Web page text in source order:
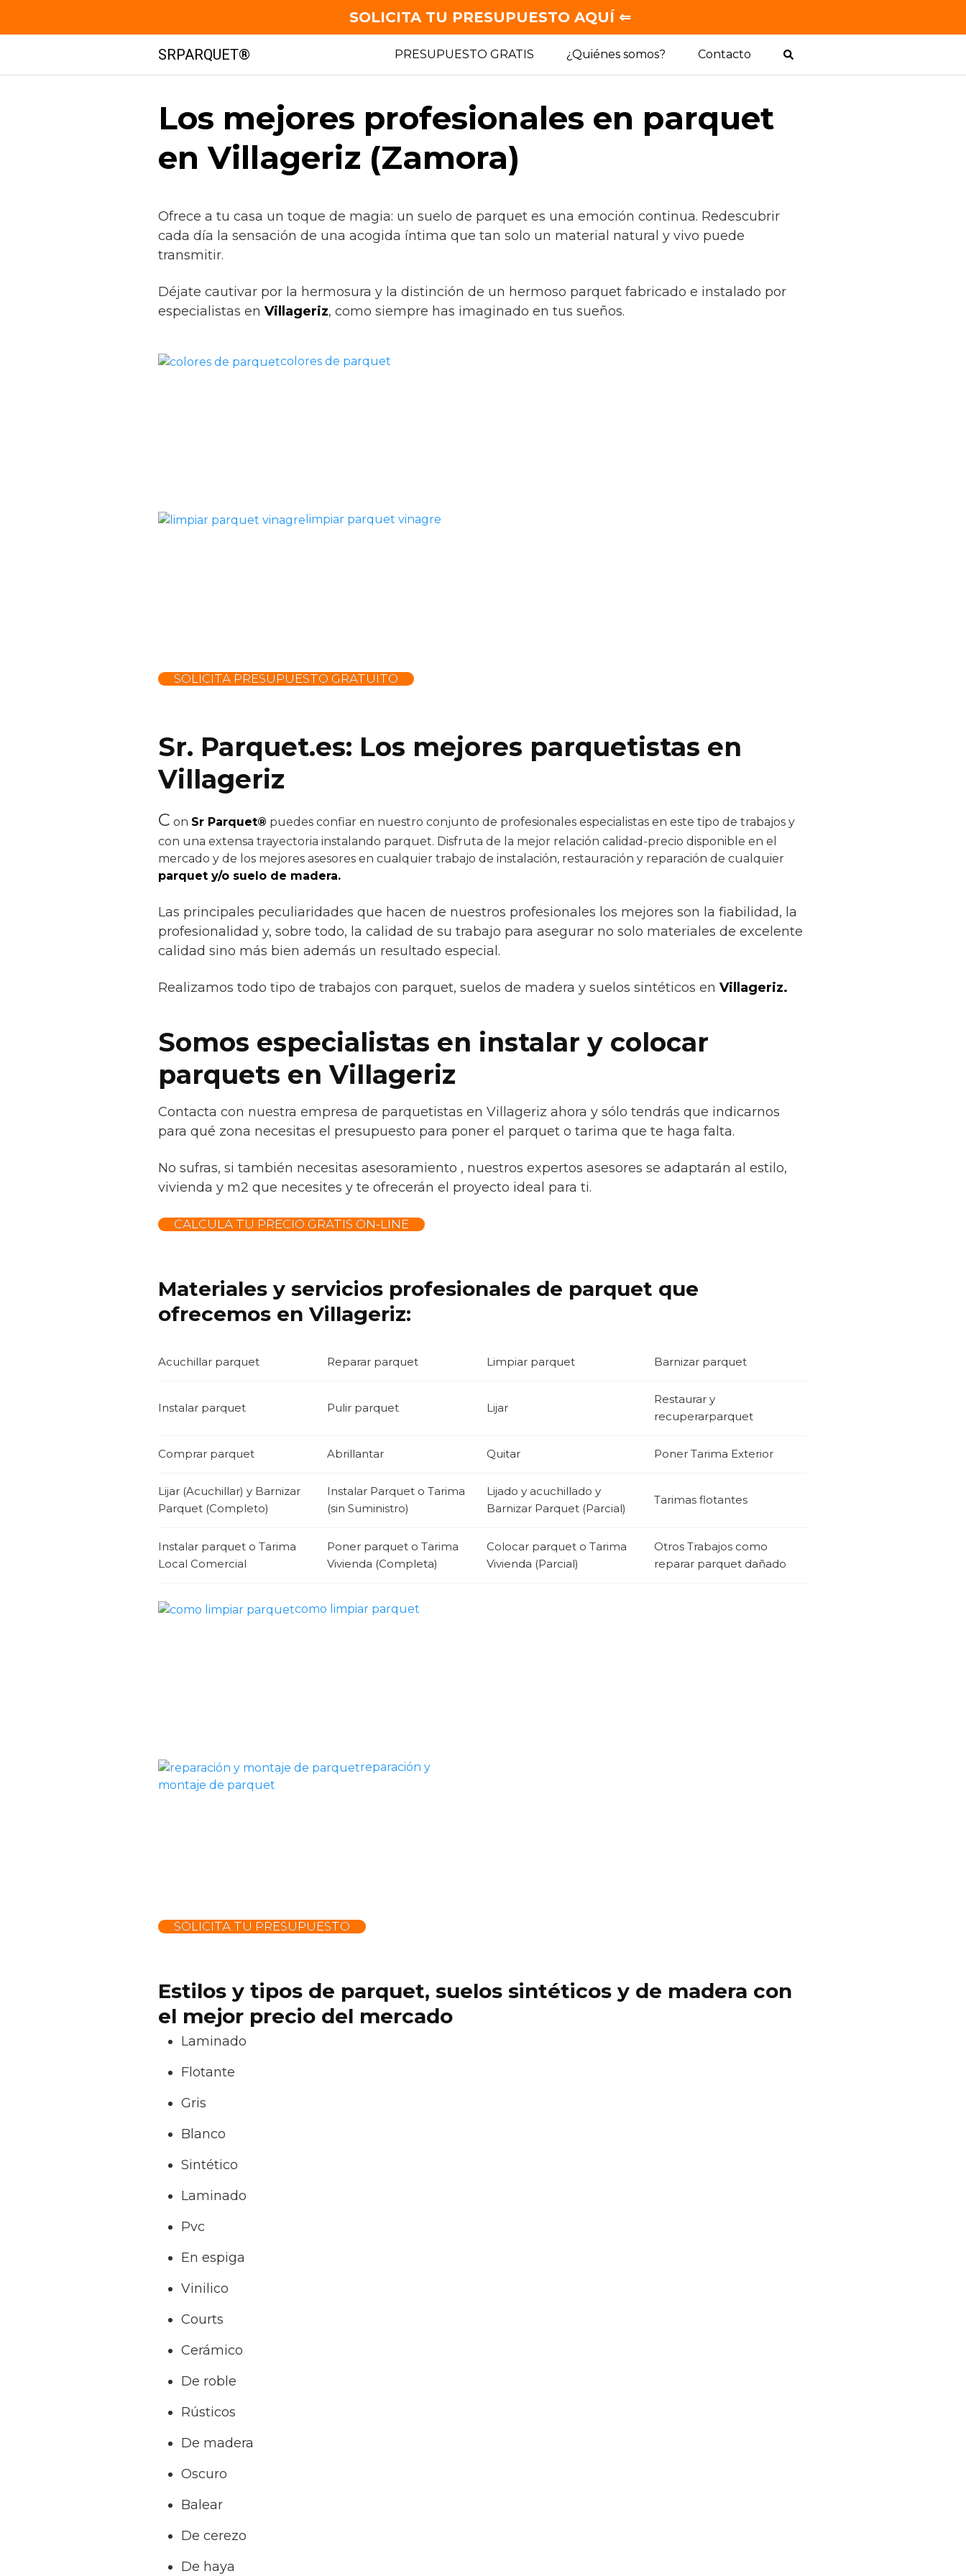
contenido
SRPARQUET® PRESUPUESTO GRATIS ¿Quiénes somos? Contacto
Los mejores profesionales en parquet
en Villageriz (Zamora)
Ofrece a tu casa un toque de magia: un suelo de parquet es una emoción continua. Redescubrir
cada día la sensación de una acogida íntima que tan solo un material natural y vivo puede
transmitir.
Déjate cautivar por la hermosura y la distinción de un hermoso parquet fabricado e instalado por
especialistas en Villageriz, como siempre has imaginado en tus sueños.
colores de parquet
limpiar parquet vinagre
SOLICITA PRESUPUESTO GRATUITO
Sr. Parquet.es: Los mejores parquetistas en
Villageriz
C on Sr Parquet® puedes confiar en nuestro conjunto de profesionales especialistas en este tipo de trabajos y
con una extensa trayectoria instalando parquet. Disfruta de la mejor relación calidad-precio disponible en el
mercado y de los mejores asesores en cualquier trabajo de instalación, restauración y reparación de cualquier
parquet y/o suelo de madera.
Las principales peculiaridades que hacen de nuestros profesionales los mejores son la fiabilidad, la
profesionalidad y, sobre todo, la calidad de su trabajo para asegurar no solo materiales de excelente
calidad sino más bien además un resultado especial.
Realizamos todo tipo de trabajos con parquet, suelos de madera y suelos sintéticos en Villageriz.
Somos especialistas en instalar y colocar
parquets en Villageriz
Contacta con nuestra empresa de parquetistas en Villageriz ahora y sólo tendrás que indicarnos
para qué zona necesitas el presupuesto para poner el parquet o tarima que te haga falta.
No sufras, si también necesitas asesoramiento , nuestros expertos asesores se adaptarán al estilo,
vivienda y m2 que necesites y te ofrecerán el proyecto ideal para ti.
CALCULA TU PRECIO GRATIS ON-LINE
Materiales y servicios profesionales de parquet que
ofrecemos en Villageriz:
Acuchillar parquet Reparar parquet Limpiar parquet Barnizar parquet
Instalar parquet Pulir parquet Lijar
Restaurar y
recuperarparquet
Comprar parquet Abrillantar Quitar Poner Tarima Exterior
Lijar (Acuchillar) y Barnizar
Parquet (Completo)
Instalar Parquet o Tarima
(sin Suministro)
Lijado y acuchillado y
Barnizar Parquet (Parcial)
Tarimas flotantes
Instalar parquet o Tarima
Local Comercial
Poner parquet o Tarima
Vivienda (Completa)
Colocar parquet o Tarima
Vivienda (Parcial)
Otros Trabajos como
reparar parquet dañado
como limpiar parquet
reparación y
montaje de parquet
SOLICITA TU PRESUPUESTO
Estilos y tipos de parquet, suelos sintéticos y de madera con
el mejor precio del mercado
Laminado
Flotante
Gris
Blanco
Sintético
Laminado
Pvc
En espiga
Vinilico
Courts
Cerámico
De roble
Rústicos
De madera
Oscuro
Balear
De cerezo
De haya
SOLICITA TU PRESUPUESTO AQUÍ ⇐